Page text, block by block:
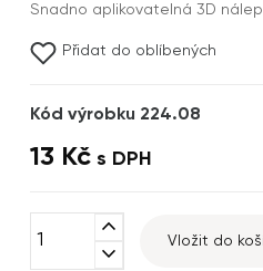
Snadno aplikovatelná 3D
Přidat do oblíbených
Kód výrobku 224.08
13 Kč s DPH
expand_less
expand_more
Vložit do